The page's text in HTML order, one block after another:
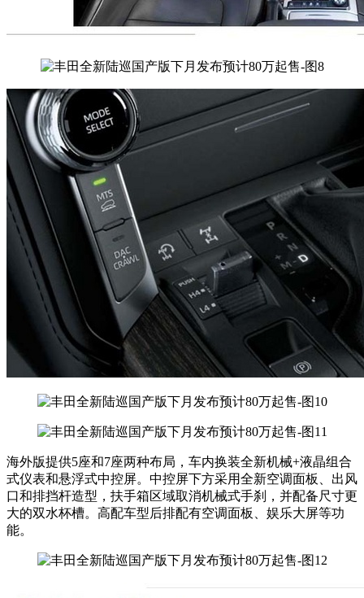
海外版提供5座和7座两种布局，车内换装全新机械+液晶组合
式仪表和悬浮式中控屏。中控屏下方采用全新空调面板、出风
口和排挡杆造型，扶手箱区域取消机械式手刹，并配备尺寸更
大的双水杯槽。高配车型后排配有空调面板、娱乐大屏等功
能。